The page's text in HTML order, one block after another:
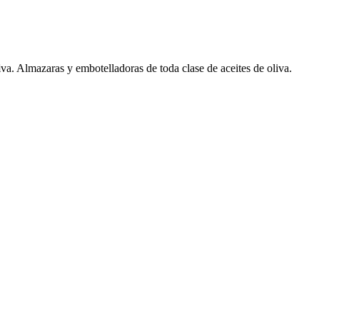
Almazaras y embotelladoras de toda clase de aceites de oliva.